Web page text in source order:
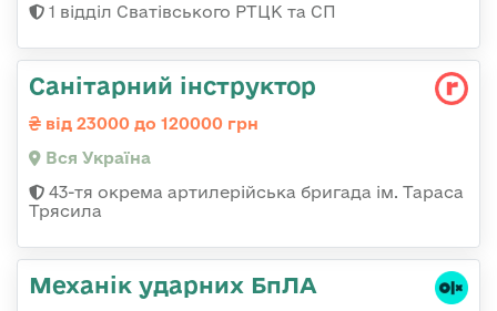
1 відділ Сватівського РТЦК та СП
Санітарний інструктор
від 23000 до 120000 грн
Вся Україна
43-тя окрема артилерійська бригада ім. Тараса
Трясила
Механік ударних БпЛА